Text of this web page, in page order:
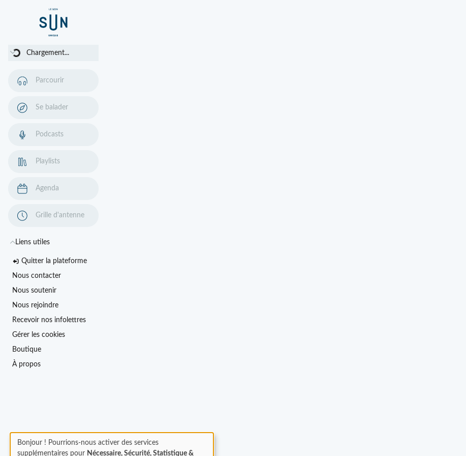
Chargement...
Parcourir
Se balader
Podcasts
Playlists
Agenda
Grille d'antenne
Liens utiles
Quitter la plateforme
Nous contacter
Nous soutenir
Nous rejoindre
Recevoir nos infolettres
Gérer les cookies
Boutique
À propos
Bonjour ! Pourrions-nous activer des services
supplémentaires pour Nécessaire, Sécurité, Statistique &